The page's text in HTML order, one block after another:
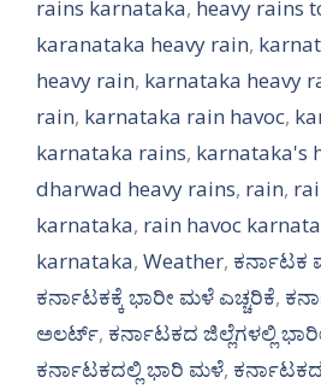
rains karnataka, heavy rains
karanataka heavy rain,
heavy rain, karnataka heavy
rain, karnataka rain havoc,
karnataka rains, karnataka's
dharwad heavy rains, rain,
karnataka, rain havoc
karnataka, Weather, ಕರ್ನಾಟಕ
ಕರ್ನಾಟಕಕ್ಕೆ ಭಾರೀ ಮಳೆ ಎಚ್ಚರಿಕೆ,
ಅಲರ್ಟ್‌, ಕರ್ನಾಟಕದ ಜಿಲ್ಲೆಗಳಲ್ಲಿ
ಕರ್ನಾಟಕದಲ್ಲಿ ಭಾರಿ ಮಳೆ,